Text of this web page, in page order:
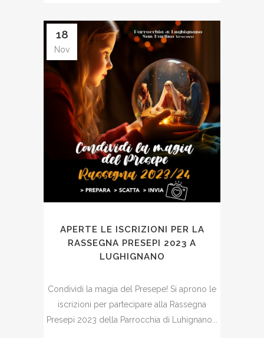
18
Nov
APERTE LE ISCRIZIONI PER LA
RASSEGNA PRESEPI 2023 A
LUGHIGNANO
Condividi la magia del Presepe! Si aprono le
iscrizioni per partecipare alla Rassegna
Presepi 2023 della Parrocchia di Luhignano...